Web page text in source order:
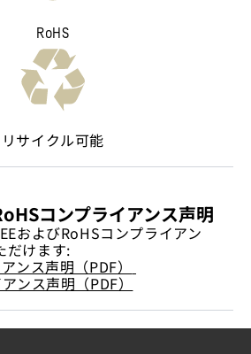
RoHS
リサイクル可能
コンプライアンス声明
およびRoHSコンプライアン
だけます:
ンス声明（PDF）
ンス声明（PDF）